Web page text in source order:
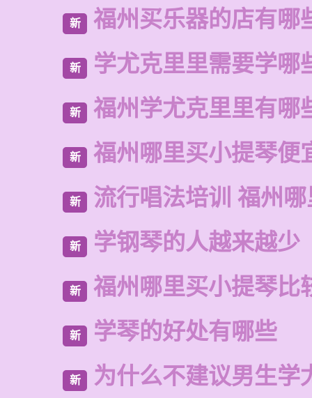
新 福州买乐器的店有哪
新 学尤克里里需要学哪
新 福州学尤克里里有哪
新 福州哪里买小提琴便
新 流行唱法培训 福州
新 学钢琴的人越来越少
新 福州哪里买小提琴比
新 学琴的好处有哪些
新 为什么不建议男生学